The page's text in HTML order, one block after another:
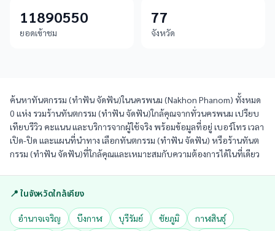
11890550
ยอดเข้าชม
77
จังหวัด
ค้นหาทันตกรรม (ทำฟัน จัดฟัน)ในนครพนม (Nakhon Phanom) ทั้งหมด
0 แห่ง รวมร้านทันตกรรม (ทำฟัน จัดฟัน)ใกล้คุณจากทั่วนครพนม เปรียบ
เทียบรีวิว คะแนน และบริการจากผู้ใช้จริง พร้อมข้อมูลที่อยู่ เบอร์โทร เวลา
เปิด-ปิด และแผนที่นำทาง เลือกทันตกรรม (ทำฟัน จัดฟัน) หรือร้านทันต
กรรม (ทำฟัน จัดฟัน)ที่ใกล้คุณและเหมาะสมกับความต้องการได้ในที่เดียว
📍 ในจังหวัดใกล้เคียง
อำนาจเจริญ บึงกาฬ บุรีรัมย์ ชัยภูมิ
กาฬสินธุ์